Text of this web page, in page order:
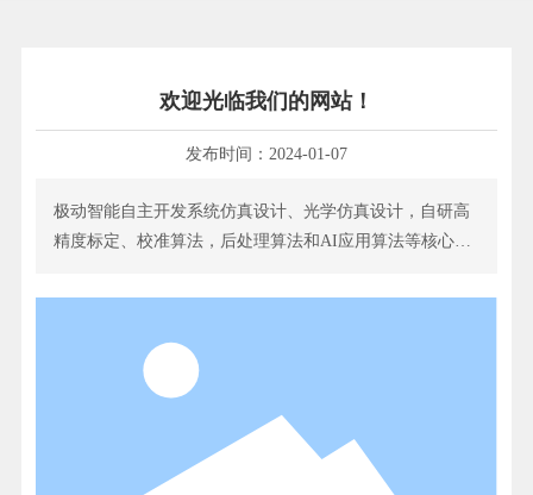
欢迎光临我们的网站！
发布时间： 2024-01-07
极动智能自主开发系统仿真设计、光学仿真设计，自研高
精度标定、校准算法，后处理算法和AI应用算法等核心技
品，以及智能环境建模与感知、3D物体特征识别、智能人